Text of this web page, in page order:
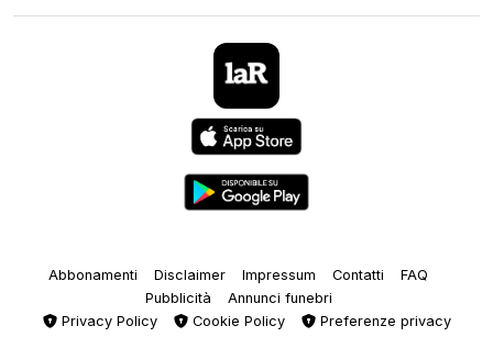
Abbonamenti Disclaimer Impressum Contatti
FAQ
Pubblicità
Annunci funebri
Privacy Policy
Cookie Policy Preferenze privacy